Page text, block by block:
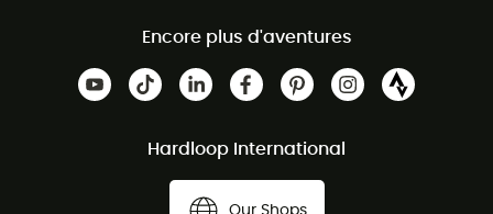
Encore plus d'aventures
Hardloop International
Our Shops